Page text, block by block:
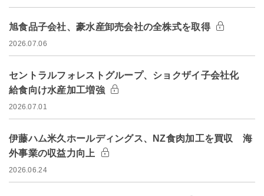
旭食品子会社、豪水産卸売会社の全株式を取得
2026.07.06
セントラルフォレストグループ、ショクザイ子会社化
給食向け水産加工増強
2026.07.01
伊藤ハム米久ホールディングス、NZ食肉加工を買収 海
外事業の収益力向上
2026.06.24